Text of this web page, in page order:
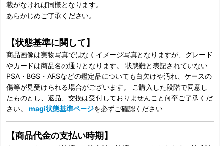
載がなければ同様となります。
あらかじめご了承ください。
【状態基準に関して】
商品画像は実物写真ではなくイメージ写真となりますが、グレード
やカードは商品名の通りとなります。 状態難と表記されていない
PSA・BGS・ARSなどの鑑定品についても白欠けや汚れ、ケースの
傷等が見受けられる場合がございます。 ご購入した段階で同意し
たものとし、返品、交換は受付しておりませんこと何卒ご了承くだ
さい。 magi状態基準ページを必ずご確認ください
【商品代金の支払い時期】